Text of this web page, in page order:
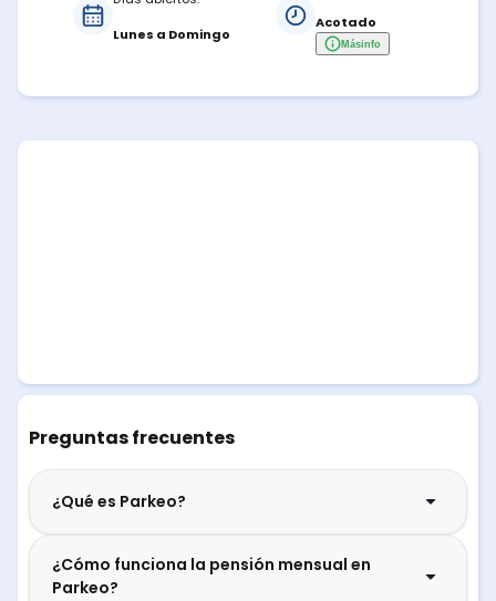
pueda obstruir la salida de otros espacios.
Lunes a Domingo
Acotado
Másinfo
Preguntas frecuentes
¿Qué es Parkeo?
¿Cómo funciona la pensión mensual en
Parkeo?